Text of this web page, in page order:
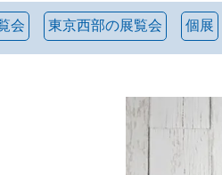
会 東京西部の展覧会 個展